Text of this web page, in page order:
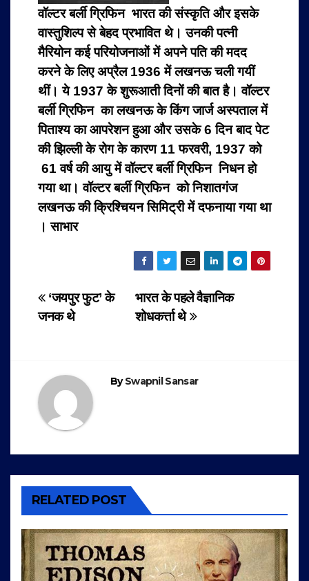
वॉल्टर बर्ली ग्रिफिन भारत की संस्कृति और इसके
वास्तुशिल्प से बेहद प्रभावित थे। उनकी पत्नी
मैरियोन कई परियोजनाओं में अपने पति की मदद
करने के लिए अप्रैल 1936 में लखनऊ चली गयीं
थीं। ये 1937 के शुरूआती दिनों की बात है। वॉल्टर
बर्ली ग्रिफिन का लखनऊ के किंग जार्ज अस्पताल में
पिताश्य का आपरेशन हुआ और उसके 6 दिन बाद पेट
की झिल्ली के रोग के कारण 11 फरवरी, 1937 को
61 वर्ष की आयु में वॉल्टर बर्ली ग्रिफिन निधन हो
गया था। वॉल्टर बर्ली ग्रिफिन को निशातगंज
लखनऊ की क्रिश्चियन सिमिट्री में दफनाया गया था
। साभार
Post
navigation
भारत के पहले वैज्ञानिक
शोधकर्त्ता थे
‘जयपुर फुट’ के
जनक थे
BySwapnil Sansar
RELATED POST